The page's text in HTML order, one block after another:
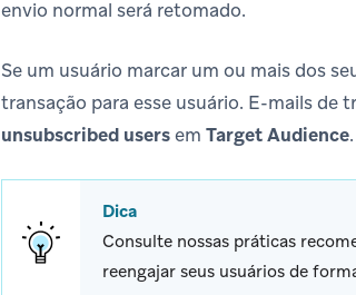
envio normal será retomado.
Se um usuário marcar um ou mais dos
transação para esse usuário. E-mails de
unsubscribed usersem Target Audience.
Dica
Consulte nossas práticas
reengajar seus usuários de